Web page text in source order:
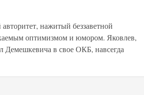
нажитый беззаветной
оптимизмом и юмором. Яковлев,
Демешкевича в свое ОКБ, навсегда